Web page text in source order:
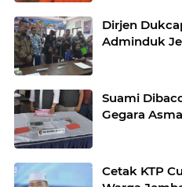
Dirjen
Adminduk
Suami
Gegara
Cetak KTP